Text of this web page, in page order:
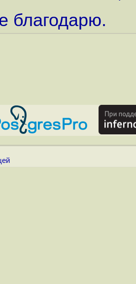
благодарю.